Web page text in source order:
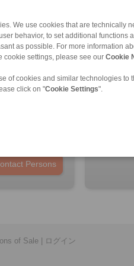
We use cookies that are technically
behavior, to set additional functions
as possible. For more information
cookie settings, please see our Cookie
of cookies and similar technologies to
click on "Cookie Settings".
Aktarim
Şirketi
Persons
of Sale ログイン